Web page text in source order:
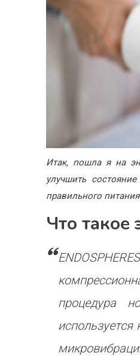
Итак, пошла я на
улучшить
правильного
Что такое
процедура